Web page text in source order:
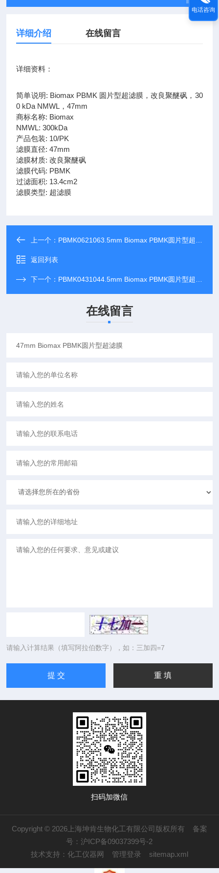
详细介绍 在线留言
详细资料：
简单说明: Biomax PBMK 圆片型超滤膜，改良聚醚砜，30
0 kDa NMWL，47mm
商标名称: Biomax
NMWL: 300kDa
产品包装: 10/PK
滤膜直径: 47mm
滤膜材质: 改良聚醚砜
滤膜代码: PBMK
过滤面积: 13.4cm2
滤膜类型: 超滤膜
上一个： PBMK0621063.5mm Biomax PBMK圆片型超滤膜
返回列表
下一个： PBMK0431044.5mm Biomax PBMK圆片型超滤膜
在线留言
请输入计算结果（填写阿拉伯数字），如：三加四=7
扫码加微信
Copyright © 2026上海坤肯生物化工有限公司版权所有 备案
号：沪ICP备09037399号-2
技术支持： 化工仪器网 管理登录 sitemap.xml
电话咨询